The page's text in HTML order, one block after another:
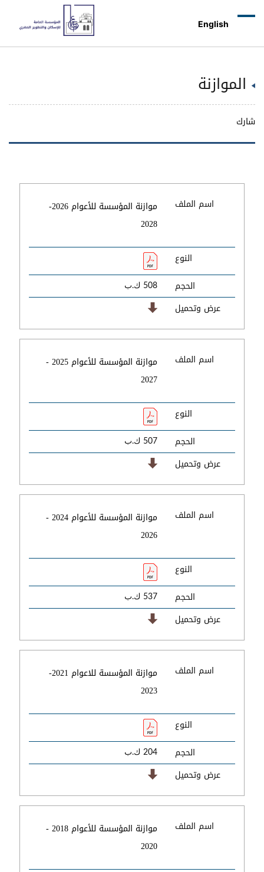
English
الموازنة
شارك
اسم الملف
موازنة المؤسسة للأعوام 2026-
2028
النوع
الحجم
508 ك.ب
عرض وتحميل
اسم الملف
موازنة المؤسسة للأعوام 2025 -
2027
النوع
الحجم
507 ك.ب
عرض وتحميل
اسم الملف
موازنة المؤسسة للأعوام 2024 -
2026
النوع
الحجم
537 ك.ب
عرض وتحميل
اسم الملف
موازنة المؤسسة للاعوام 2021-
2023
النوع
الحجم
204 ك.ب
عرض وتحميل
اسم الملف
موازنة المؤسسة للأعوام 2018 -
2020